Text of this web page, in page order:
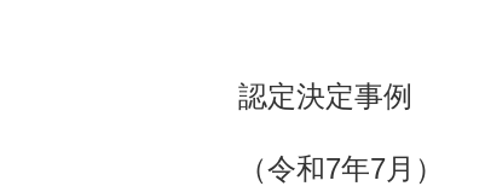
認定決定事例
（令和7年7月）